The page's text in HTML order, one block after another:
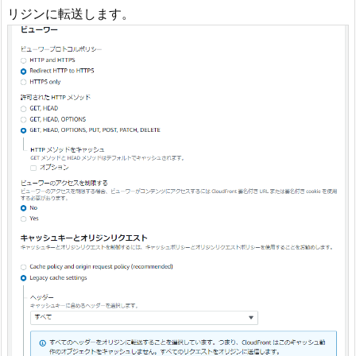
リジンに転送します。